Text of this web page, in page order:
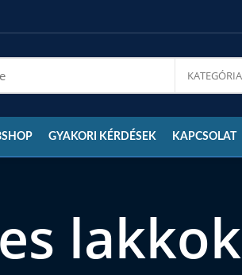
GYAKORI KÉRDÉSEK KAPCSOLAT
lakkok